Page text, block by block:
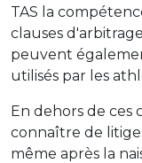
TAS la
clauses
peuvent
utilisés par les
En dehors de ces
connaître de
même après la